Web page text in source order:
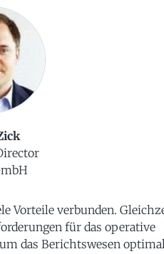
Vorteile verbunden.
für das operative
das Berichtswesen